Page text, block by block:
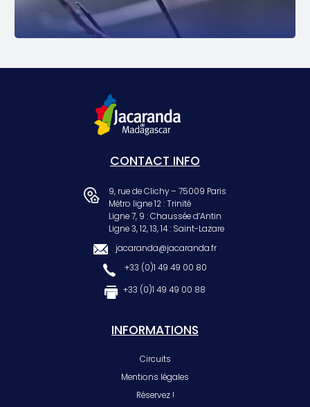
CONTACT INFO
9, rue de Clichy – 75009 Paris
Métro ligne 12 : Trinité
Ligne 7, 9 : Chaussée d’Antin
Ligne 3, 12, 13, 14 : Saint-Lazare
jacaranda@jacaranda.fr
+33 (0)1 49 49 00 80
+33 (0)1 49 49 00 88
INFORMATIONS
Circuits
Mentions légales
Réservez !